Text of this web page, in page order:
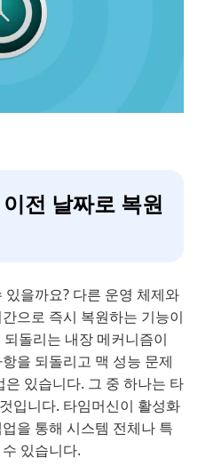
전 날짜로 복원
을까요? 다른 운영 체제와
으로 즉시 복원하는 기능이
돌리는 내장 메커니즘이
을 되돌리고 맥 성능 문제
있습니다. 그 중 하나는 타
입니다. 타임머신이 활성화
을 통해 시스템 전체나 특
있습니다.